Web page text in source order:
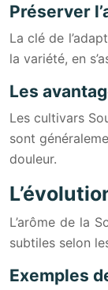
Préserver
La clé de
la variété, en
Les
Les cultivars
sont
douleur.
L’arôme de la
subtiles selon
Exemples